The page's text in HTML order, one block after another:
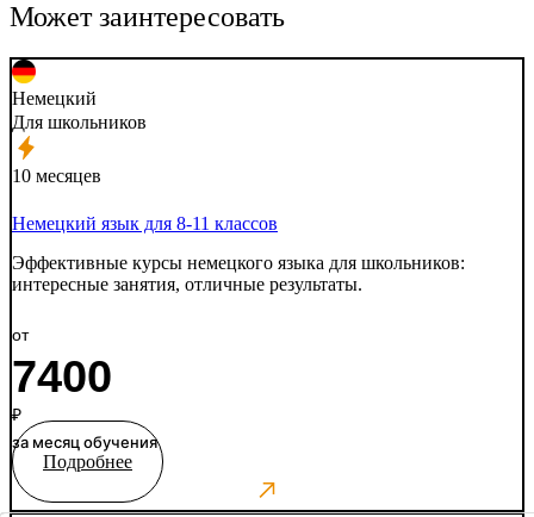
Может заинтересовать
Немецкий
Для школьников
10 месяцев
Немецкий язык для 8-11 классов
Эффективные курсы немецкого языка для школьников:
интересные занятия, отличные результаты.
от
7400
₽
за месяц обучения
Подробнее